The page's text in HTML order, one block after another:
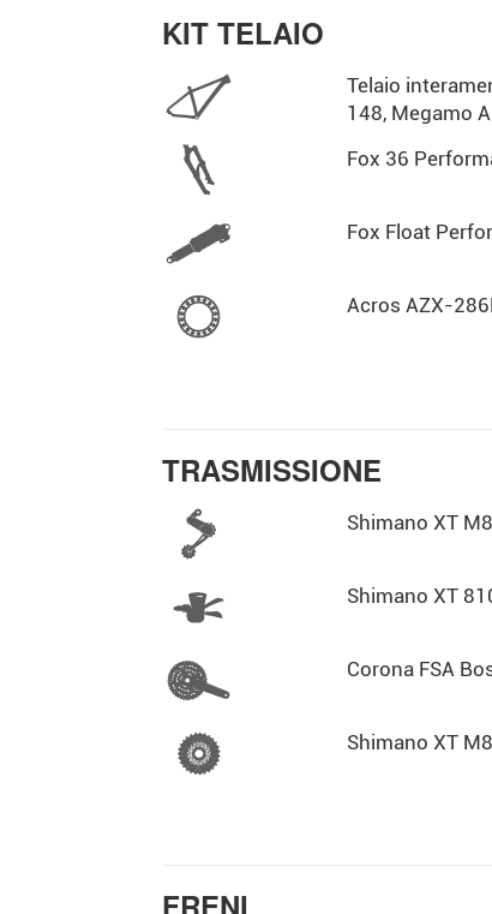
KIT TELAIO
Telaio
148, Megamo
Fox 36
Fox Float
Acros AZX-
TRASMISSIONE
Shimano XT
Shimano XT
Corona FSA
Shimano XT